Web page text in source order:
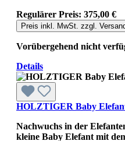
Regulärer Preis: 375,00 €
Preis inkl. MwSt. zzgl.
Vorübergehend nicht
Details
HOLZTIGER Baby
Nachwuchs in der
kleine Baby Elefant mit